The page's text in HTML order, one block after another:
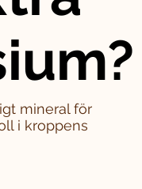
mineral för
i kroppens